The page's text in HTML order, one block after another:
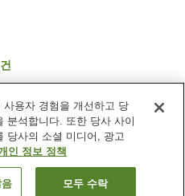
건
보기
용자 경험을 개선하고 당
분석합니다. 또한 당사 사이
당사의 소셜 미디어, 광고
인 정보 정책
모두 수락